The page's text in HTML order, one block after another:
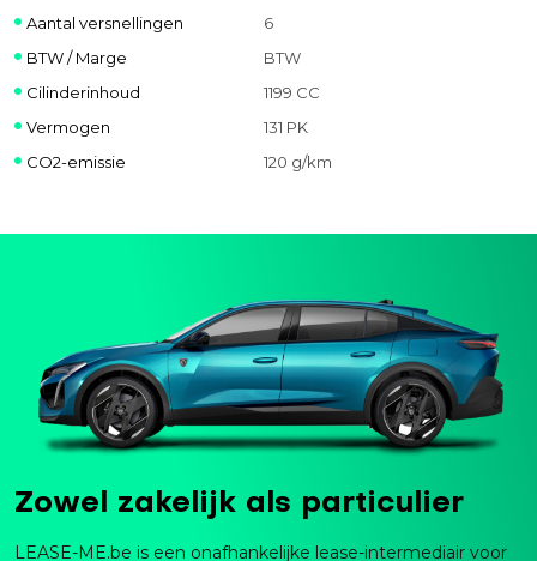
Aantal versnellingen
6
BTW / Marge
BTW
Cilinderinhoud
1199 CC
Vermogen
131 PK
CO2-emissie
120 g/km
Zowel zakelijk als particulier
LEASE-ME.be is een onafhankelijke lease-intermediair voor